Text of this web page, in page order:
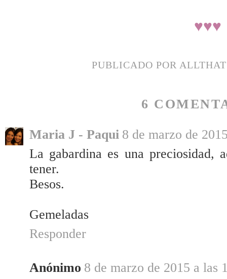
♥♥♥
PUBLICADO POR
6
Maria J - Paqui 8 de marzo de
La gabardina es una preciosidad,
tener.
Besos.
Gemeladas
Responder
Anónimo 8 de marzo de 2015 a las